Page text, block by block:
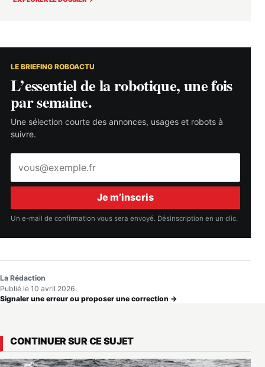
LE BRIEFING ROBOACTU
L’essentiel de la robotique, une fois
par semaine.
Une sélection courte des annonces, usages et robots à
suivre.
mail
Je m’inscris
Un e-mail de confirmation vous sera envoyé. Désinscription en un clic.
La Rédaction
Publié le 10 avril 2026.
Signaler une erreur ou proposer une correction →
CONTINUER SUR CE SUJET